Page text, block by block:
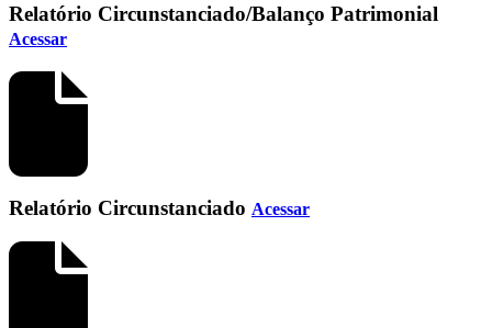
Relatório Circunstanciado/Balanço Patrimonial
Acessar
Relatório Circunstanciado Acessar